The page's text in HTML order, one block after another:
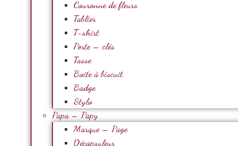
Couronne de fleurs
Tablier
T-shirt
Porte – clés
Tasse
Boite à biscuit
Badge
Stylo
Papa – Papy
Marque – Page
Décapsuleur